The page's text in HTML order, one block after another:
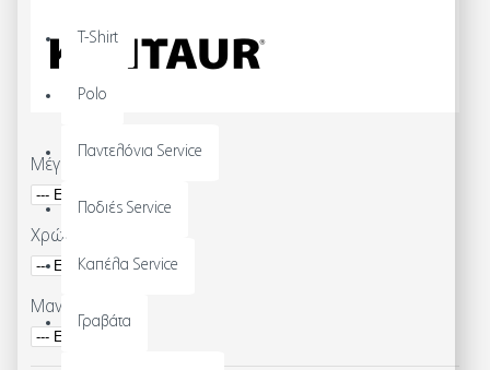
T-Shirt
Polo
Παντελόνια Service
Ποδιές Service
Καπέλα Service
Γραβάτα
Μέγεθος
Χρώμα
Μανίκι